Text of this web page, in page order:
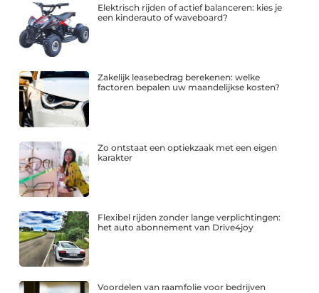
Elektrisch rijden of actief balanceren: kies je
een kinderauto of waveboard?
Zakelijk leasebedrag berekenen: welke
factoren bepalen uw maandelijkse kosten?
Zo ontstaat een optiekzaak met een eigen
karakter
Flexibel rijden zonder lange verplichtingen:
het auto abonnement van Drive4joy
Voordelen van raamfolie voor bedrijven